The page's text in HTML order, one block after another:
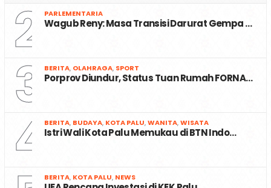
2 PARLEMENTARIA
Wagub Reny: Masa Transisi Darurat Gempa …
3 BERITA, OLAHRAGA, SPORT
Porprov Diundur, Status Tuan Rumah FORNA…
4 BERITA, BUDAYA, KOTA PALU,WANITA,WISATA
Istri Wali Kota Palu Memukau di BTN Indo…
BERITA, KOTA PALU, NEWS